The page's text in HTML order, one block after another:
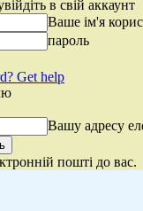
в свій аккаунт
Ваше ім'я
пароль
Get help
Вашу адресу
пошті до вас.